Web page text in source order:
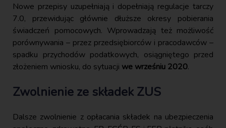
Nowe przepisy uzupełniają i dopełniają regulacje tarczy
7.0, przewidując głównie dłuższe okresy pobierania
świadczeń pomocowych. Wprowadzają też możliwość
porównywania – przez przedsiębiorców i pracodawców –
spadku przychodów podatkowych, osiągniętego przed
złożeniem wniosku, do sytuacji we wrześniu 2020.
Zwolnienie ze składek ZUS
Dalsze zwolnienie z opłacania składek na ubezpieczenia